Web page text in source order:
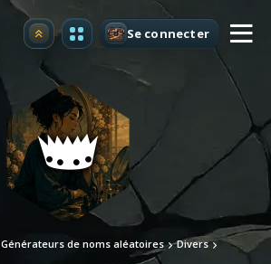
Premium Se connecter
Générateurs de noms aléatoires Divers